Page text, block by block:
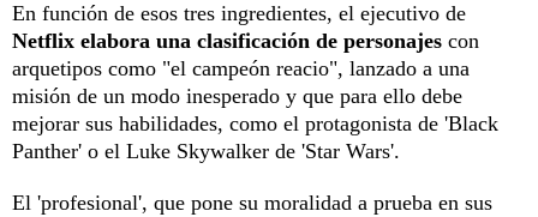
En función de esos tres ingredientes, el ejecutivo de
Netflix elabora una clasificación de personajes con
arquetipos como "el campeón reacio", lanzado a una
misión de un modo inesperado y que para ello debe
mejorar sus habilidades, como el protagonista de 'Black
Panther' o el Luke Skywalker de 'Star Wars'.
El 'profesional', que pone su moralidad a prueba en sus